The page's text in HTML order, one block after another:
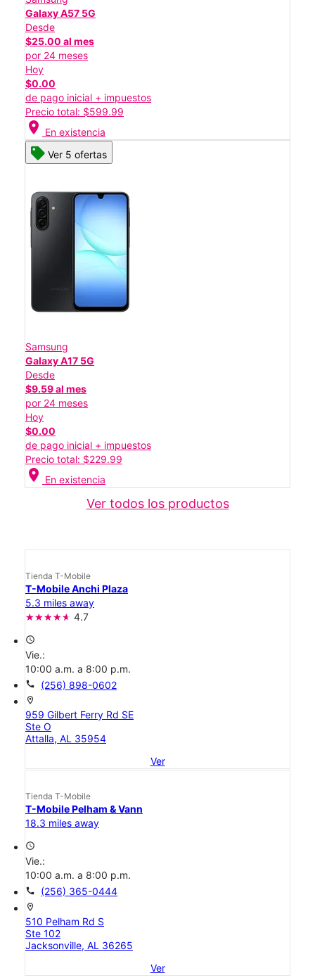
Galaxy A57 5G
Desde
$25.00 al mes
por 24 meses
Hoy
$0.00
de pago inicial + impuestos
Precio total: $599.99
location_on En existencia
Ver 5 ofertas
Samsung
Galaxy A17 5G
Desde
$9.59 al mes
por 24 meses
Hoy
$0.00
de pago inicial + impuestos
Precio total: $229.99
location_on En existencia
Ver todos los productos
Tienda T-Mobile
T-Mobile Anchi Plaza
5.3 miles away
4.7
access_time
Vie.:
10:00 a.m. a 8:00 p.m.
call (256) 898-0602
location_on
959 Gilbert Ferry Rd SE
Ste O
Attalla, AL 35954
Ver
Tienda T-Mobile
T-Mobile Pelham & Vann
18.3 miles away
access_time
Vie.:
10:00 a.m. a 8:00 p.m.
call (256) 365-0444
location_on
510 Pelham Rd S
Ste 102
Jacksonville, AL 36265
Ver